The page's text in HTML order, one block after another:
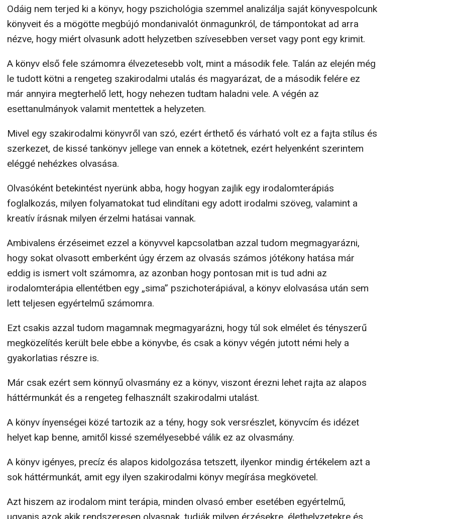
Odáig nem terjed ki a könyv, hogy pszichológia szemmel analizálja saját könyvespolcunk
könyveit és a mögötte megbújó mondanivalót önmagunkról, de támpontokat ad arra
nézve, hogy miért olvasunk adott helyzetben szívesebben verset vagy pont egy krimit.
A könyv első fele számomra élvezetesebb volt, mint a második fele. Talán az elején még
le tudott kötni a rengeteg szakirodalmi utalás és magyarázat, de a második felére ez
már annyira megterhelő lett, hogy nehezen tudtam haladni vele. A végén az
esettanulmányok valamit mentettek a helyzeten.
Mivel egy szakirodalmi könyvről van szó, ezért érthető és várható volt ez a fajta stílus és
szerkezet, de kissé tankönyv jellege van ennek a kötetnek, ezért helyenként szerintem
eléggé nehézkes olvasása.
Olvasóként betekintést nyerünk abba, hogy hogyan zajlik egy irodalomterápiás
foglalkozás, milyen folyamatokat tud elindítani egy adott irodalmi szöveg, valamint a
kreatív írásnak milyen érzelmi hatásai vannak.
Ambivalens érzéseimet ezzel a könyvvel kapcsolatban azzal tudom megmagyarázni,
hogy sokat olvasott emberként úgy érzem az olvasás számos jótékony hatása már
eddig is ismert volt számomra, az azonban hogy pontosan mit is tud adni az
irodalomterápia ellentétben egy „sima” pszichoterápiával, a könyv elolvasása után sem
lett teljesen egyértelmű számomra.
Ezt csakis azzal tudom magamnak megmagyarázni, hogy túl sok elmélet és tényszerű
megközelítés került bele ebbe a könyvbe, és csak a könyv végén jutott némi hely a
gyakorlatias részre is.
Már csak ezért sem könnyű olvasmány ez a könyv, viszont érezni lehet rajta az alapos
háttérmunkát és a rengeteg felhasznált szakirodalmi utalást.
A könyv ínyenségei közé tartozik az a tény, hogy sok versrészlet, könyvcím és idézet
helyet kap benne, amitől kissé személyesebbé válik ez az olvasmány.
A könyv igényes, precíz és alapos kidolgozása tetszett, ilyenkor mindig értékelem azt a
sok háttérmunkát, amit egy ilyen szakirodalmi könyv megírása megkövetel.
Azt hiszem az irodalom mint terápia, minden olvasó ember esetében egyértelmű,